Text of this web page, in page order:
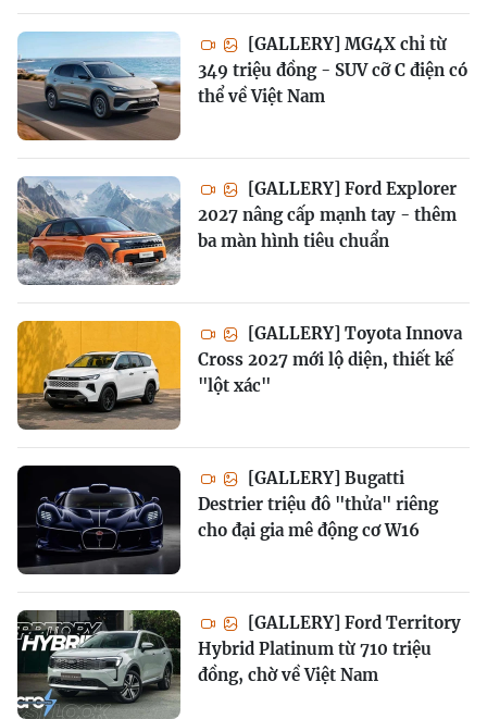
[GALLERY] MG4X chỉ từ
349 triệu đồng - SUV cỡ C điện có
thể về Việt Nam
[GALLERY] Ford Explorer
2027 nâng cấp mạnh tay - thêm
ba màn hình tiêu chuẩn
[GALLERY] Toyota Innova
Cross 2027 mới lộ diện, thiết kế
"lột xác"
[GALLERY] Bugatti
Destrier triệu đô "thửa" riêng
cho đại gia mê động cơ W16
[GALLERY] Ford Territory
Hybrid Platinum từ 710 triệu
đồng, chờ về Việt Nam